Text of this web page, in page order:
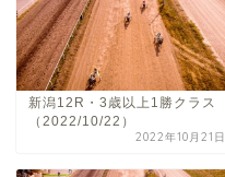
新潟12R・3歳以上1勝クラス
（2022/10/22）
2022年10月21日